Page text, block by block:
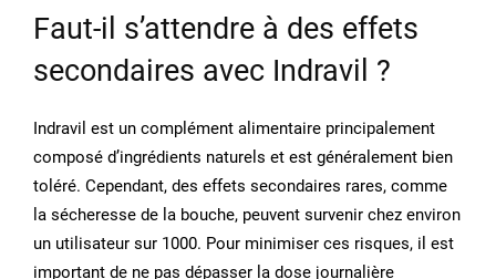
Faut-il s’attendre à des effets
secondaires avec Indravil ?
Indravil est un complément alimentaire principalement
composé d’ingrédients naturels et est généralement bien
toléré. Cependant, des effets secondaires rares, comme
la sécheresse de la bouche, peuvent survenir chez environ
un utilisateur sur 1000. Pour minimiser ces risques, il est
important de ne pas dépasser la dose journalière